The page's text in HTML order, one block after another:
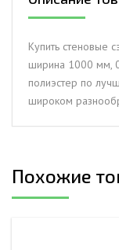
1000
0.5/0.5,
толщина
Текстурированный
Купить стеновые
ширина 1000 мм,
полиэстер по
широком
Похожие